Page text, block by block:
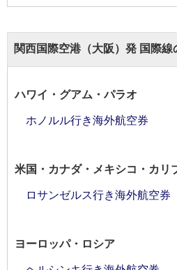
関西国際空港（大阪）発 国際線
ハワイ・グアム・パラオ
ホノルル行き海外航空券
米国・カナダ・メキシコ・カリ
ロサンゼルス行き海外航空券
ヨーロッパ・ロシア